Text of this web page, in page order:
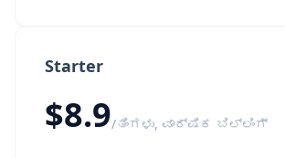
Starter
$8.9/ತಿಂಗಳು, ವಾರ್ಷಿಕ ಬಿಲ್ಲಿಂಗ್